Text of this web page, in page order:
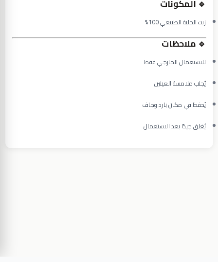
🔹المكونات
زيت الحلبة الطبيعي 100%
🔹ملاحظات
للاستعمال الخارجي فقط
يُجنب ملامسة العينين
يُحفظ في مكان بارد وجاف
يُغلق جيدًا بعد الاستعمال